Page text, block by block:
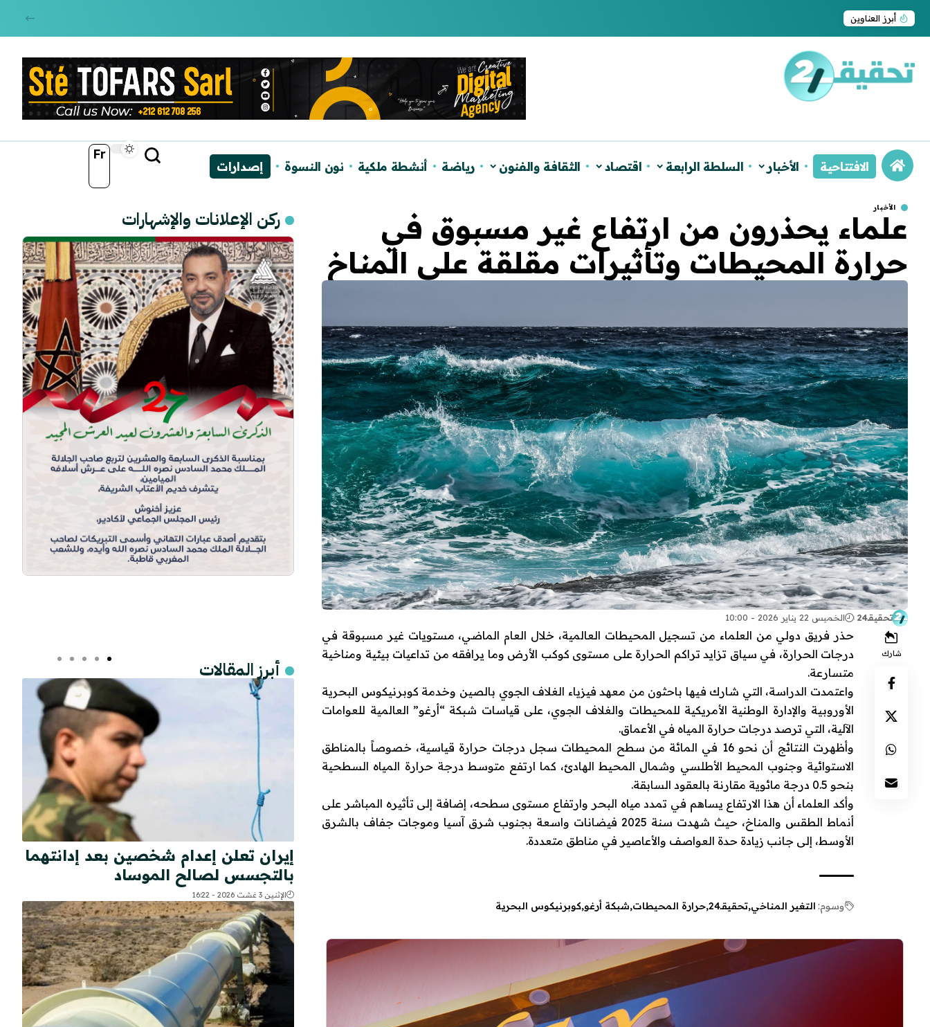
أبرز العناوين
Fr
الافتتاحية الأخبار السلطة الرابعة اقتصاد الثقافة والفنون رياضة أنشطة ملكية نون النسوة إصدارات
الأخبار
علماء يحذرون من ارتفاع غير مسبوق في
حرارة المحيطات وتأثيرات مقلقة على المناخ
تحقيقـ24 الخميس 22 يناير 2026 - 10:00
شارك
حذر فريق دولي من العلماء من تسجيل المحيطات العالمية، خلال العام الماضي، مستويات غير مسبوقة في
درجات الحرارة، في سياق تزايد تراكم الحرارة على مستوى كوكب الأرض وما يرافقه من تداعيات بيئية ومناخية
متسارعة.
واعتمدت الدراسة، التي شارك فيها باحثون من معهد فيزياء الغلاف الجوي بالصين وخدمة كوبرنيكوس البحرية
الأوروبية والإدارة الوطنية الأمريكية للمحيطات والغلاف الجوي، على قياسات شبكة “أرغو” العالمية للعوامات
الآلية، التي ترصد درجات حرارة المياه في الأعماق.
وأظهرت النتائج أن نحو 16 في المائة من سطح المحيطات سجل درجات حرارة قياسية، خصوصاً بالمناطق
الاستوائية وجنوب المحيط الأطلسي وشمال المحيط الهادئ، كما ارتفع متوسط درجة حرارة المياه السطحية
بنحو 0.5 درجة مائوية مقارنة بالعقود السابقة.
وأكد العلماء أن هذا الارتفاع يساهم في تمدد مياه البحر وارتفاع مستوى سطحه، إضافة إلى تأثيره المباشر على
أنماط الطقس والمناخ، حيث شهدت سنة 2025 فيضانات واسعة بجنوب شرق آسيا وموجات جفاف بالشرق
الأوسط، إلى جانب زيادة حدة العواصف والأعاصير في مناطق متعددة.
وسوم: التغير المناخي تحقيقـ24 حرارة المحيطات شبكة أرغو كوبرنيكوس البحرية
ركن الإعلانات والإشهارات
أبرز المقالات
إيران تعلن إعدام شخصين بعد إدانتهما
بالتجسس لصالح الموساد
الإثنين 3 غشت 2026 - 16:22